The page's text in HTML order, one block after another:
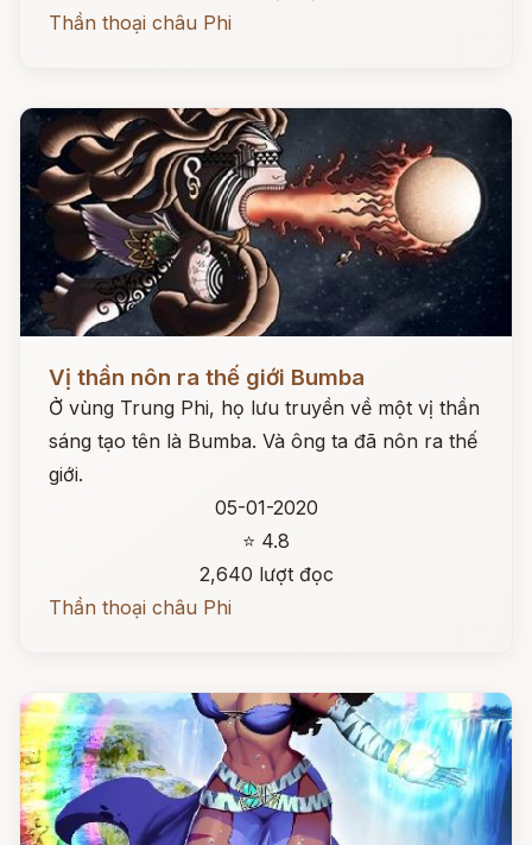
Thần thoại châu Phi
Đọc ngay
Vị thần nôn ra thế giới Bumba
Ở vùng Trung Phi, họ lưu truyền về một vị thần
sáng tạo tên là Bumba. Và ông ta đã nôn ra thế
giới.
05-01-2020
⭐ 4.8
2,640 lượt đọc
Thần thoại châu Phi